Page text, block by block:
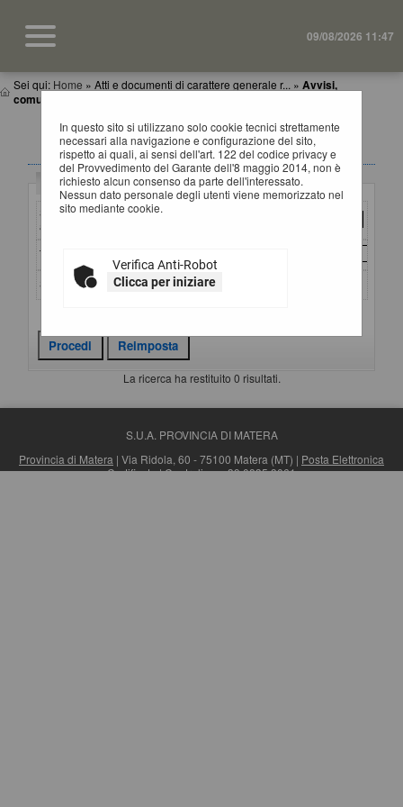
09/08/2026 11:47
Sei qui: Home » Atti e documenti di carattere generale r... » Avvisi,
comunicazioni e atti di caratter...
In questo sito si utilizzano solo cookie tecnici strettamente
necessari alla navigazione e configurazione del sito,
rispetto ai quali, ai sensi dell'art. 122 del codice privacy e
del Provvedimento del Garante dell'8 maggio 2014, non è
richiesto alcun consenso da parte dell'interessato.
Nessun dato personale degli utenti viene memorizzato nel
sito mediante cookie.
Verifica Anti-Robot
Clicca per iniziare
AVVISI, COMUNICAZIONI E ATTI DI CARATTERE
GENERALE
Criteri di ricerca
Stazione
appaltante :
Titolo :
Stato :
La ricerca ha restituito 0 risultati.
S.U.A. PROVINCIA DI MATERA
Provincia di Matera | Via Ridola, 60 - 75100 Matera (MT) | Posta Elettronica
Certificata| Centralino: +39 0835 3061